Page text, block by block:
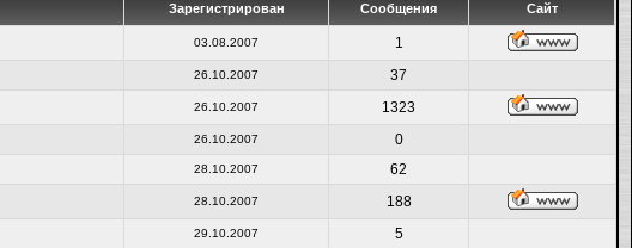
Зарегистрирован Сообщения Сайт
03.08.2007
1
26.10.2007
37
26.10.2007
1323
26.10.2007
0
28.10.2007
62
28.10.2007
188
29.10.2007
5